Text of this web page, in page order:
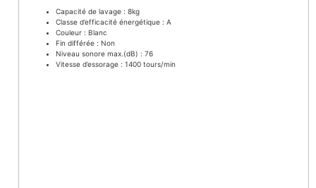
Capacité de lavage : 8kg
Classe d’efficacité énergétique : A
Couleur : Blanc
Fin différée : Non
Niveau sonore max.(dB) : 76
Vitesse d’essorage : 1400 tours/min